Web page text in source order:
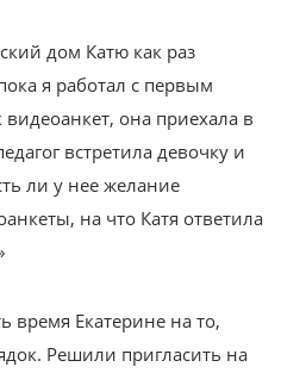
дом Катю как раз
я работал с первым
она приехала в
встретила девочку и
ли у нее желание
на что Катя ответила
время Екатерине на то,
Решили пригласить на